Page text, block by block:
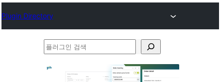
가
Plugin Directory
플